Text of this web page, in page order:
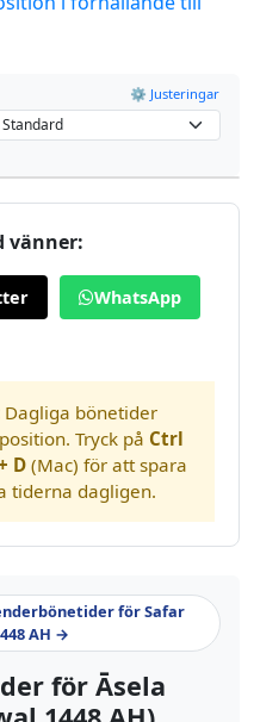
⚙️ Justeringar
vänner:
WhatsApp
Dagliga bönetider
Tryck på Ctrl
D(Mac) för att spara
tiderna dagligen.
för Safar
AH →
för Āsela